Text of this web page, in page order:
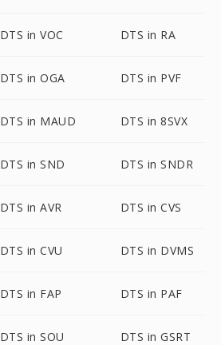
DTS in VOC DTS in RA
DTS in OGA DTS in PVF
DTS in MAUD DTS in 8SVX
DTS in SND DTS in SNDR
DTS in AVR DTS in CVS
DTS in CVU DTS in DVMS
DTS in FAP DTS in PAF
DTS in SOU DTS in GSRT